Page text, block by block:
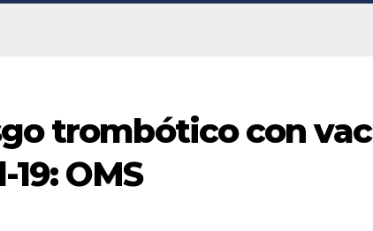
trombótico con
OMS